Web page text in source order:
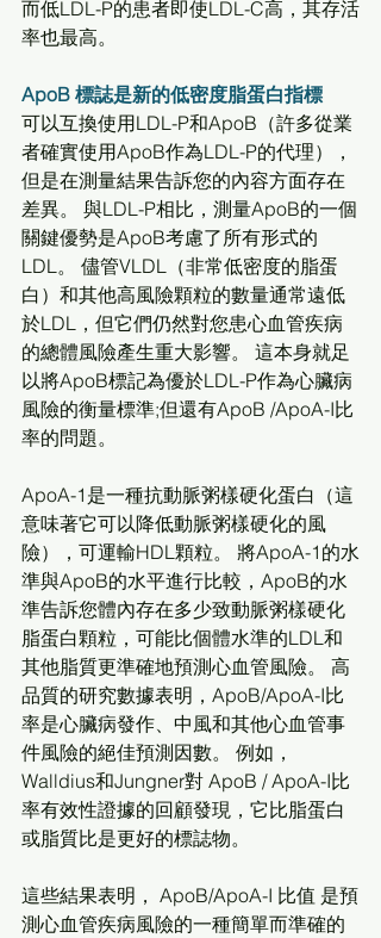
而低LDL-P的患者即使LDL-C高，其存活
率也最高。
ApoB 標誌是新的低密度脂蛋白指標
可以互換使用LDL-P和ApoB（許多從業
者確實使用ApoB作為LDL-P的代理），
但是在測量結果告訴您的內容方面存在
差異。 與LDL-P相比，測量ApoB的一個
關鍵優勢是ApoB考慮了所有形式的
LDL。 儘管VLDL（非常低密度的脂蛋
白）和其他高風險顆粒的數量通常遠低
於LDL，但它們仍然對您患心血管疾病
的總體風險產生重大影響。 這本身就足
以將ApoB標記為優於LDL-P作為心臟病
風險的衡量標準;但還有ApoB /ApoA-I比
率的問題。
ApoA-1是一種抗動脈粥樣硬化蛋白（這
意味著它可以降低動脈粥樣硬化的風
險），可運輸HDL顆粒。 將ApoA-1的水
準與ApoB的水平進行比較，ApoB的水
準告訴您體內存在多少致動脈粥樣硬化
脂蛋白顆粒，可能比個體水準的LDL和
其他脂質更準確地預測心血管風險。 高
品質的研究數據表明，ApoB/ApoA-I比
率是心臟病發作、中風和其他心血管事
件風險的絕佳預測因數。 例如，
Walldius和Jungner對 ApoB / ApoA-I比
率有效性證據的回顧發現，它比脂蛋白
或脂質比是更好的標誌物。
這些結果表明， ApoB/ApoA-I 比值 是預
測心血管疾病風險的一種簡單而準確的